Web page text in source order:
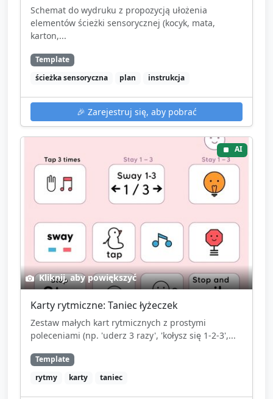
Schemat do wydruku z propozycją ułożenia
elementów ścieżki sensorycznej (kocyk, mata,
karton,...
Template
ścieżka sensoryczna
plan instrukcja
🎉 Zarejestruj się, aby pobrać
AI
Kliknij, aby powiększyć
Karty rytmiczne: Taniec łyżeczek
Zestaw małych kart rytmicznych z prostymi
poleceniami (np. 'uderz 3 razy', 'kołysz się 1-2-3',...
Template
rytmy
karty taniec